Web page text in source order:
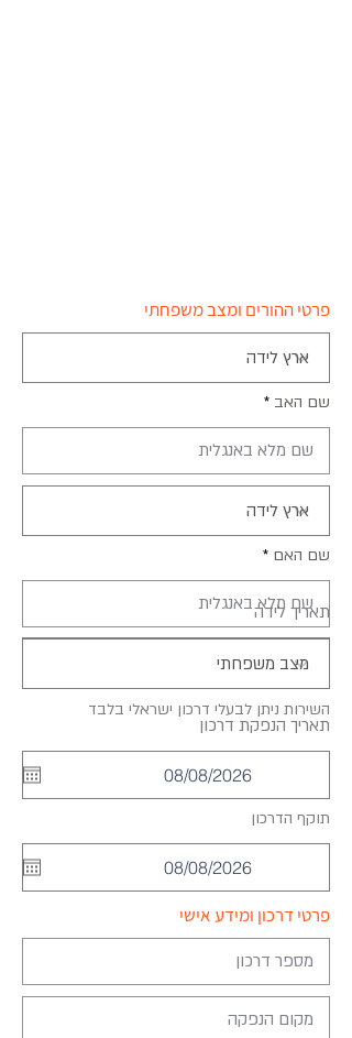
פרטי דרכון ומידע אישי
תאריך הנפקת דרכון
u
i
d
תוקף הדרכון
u
i
e
d
תאריך לידה *
r
e
u
i
r
e
השירות ניתן לבעלי דרכון ישראלי בלבד
פרטי ההורים ומצב משפחתי
שם האב
שם האם